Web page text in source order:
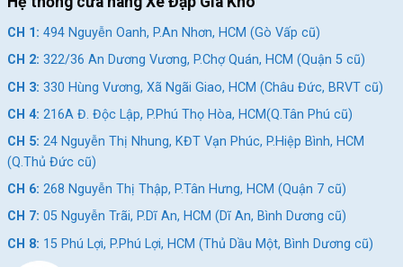
CH 1: 494 Nguyễn Oanh, P.An Nhơn, HCM (Gò Vấp cũ)
CH 2: 322/36 An Dương Vương, P.Chợ Quán, HCM (Quận 5 cũ)
CH 3: 330 Hùng Vương, Xã Ngãi Giao, HCM (Châu Đức, BRVT cũ)
CH 4: 216A Đ. Độc Lập, P.Phú Thọ Hòa, HCM(Q.Tân Phú cũ)
CH 5: 24 Nguyễn Thị Nhung, KĐT Vạn Phúc, P.Hiệp Bình, HCM
(Q.Thủ Đức cũ)
CH 6: 268 Nguyễn Thị Thập, P.Tân Hưng, HCM (Quận 7 cũ)
CH 7: 05 Nguyễn Trãi, P.Dĩ An, HCM (Dĩ An, Bình Dương cũ)
CH 8: 15 Phú Lợi, P.Phú Lợi, HCM (Thủ Dầu Một, Bình Dương cũ)